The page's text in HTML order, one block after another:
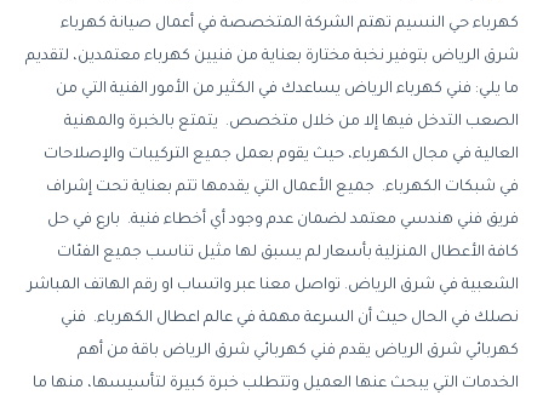
كهرباء حي النسيم تهتم الشركة المتخصصة في أعمال صيانة كهرباء
شرق الرياض بتوفير نخبة مختارة بعناية من فنيين كهرباء معتمدين، لتقديم
ما يلي: فني كهرباء الرياض يساعدك في الكثير من الأمور الفنية التي من
الصعب التدخل فيها إلا من خلال متخصص. يتمتع بالخبرة والمهنية
العالية في مجال الكهرباء، حيث يقوم بعمل جميع التركيبات والإصلاحات
في شبكات الكهرباء. جميع الأعمال التي يقدمها تتم بعناية تحت إشراف
فريق فني هندسي معتمد لضمان عدم وجود أي أخطاء فنية. بارع في حل
كافة الأعطال المنزلية بأسعار لم يسبق لها مثيل تناسب جميع الفئات
الشعبية في شرق الرياض. تواصل معنا عبر واتساب او رقم الهاتف المباشر
نصلك في الحال حيث أن السرعة مهمة في عالم اعطال الكهرباء. فني
كهربائي شرق الرياض يقدم فني كهربائي شرق الرياض باقة من أهم
الخدمات التي يبحث عنها العميل وتتطلب خبرة كبيرة لتأسيسها، منها ما